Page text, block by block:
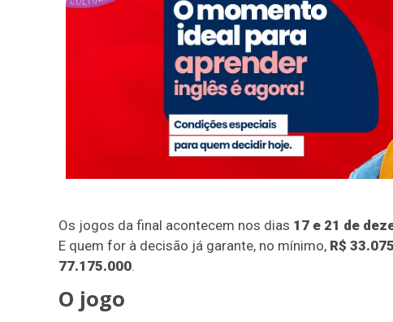
Os jogos da final acontecem nos dias 17 e 21 de
E quem for à decisão já garante, no mínimo, R$
77.175.000.
O jogo